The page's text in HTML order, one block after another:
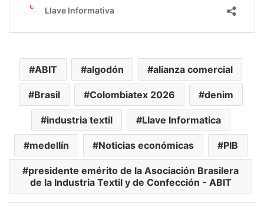
ABIT algodón alianza comercial
Brasil Colombiatex 2026 denim
industria textil Llave Informatica
medellín Noticias económicas PIB
presidente emérito de la Asociación Brasilera
de la Industria Textil y de Confección - ABIT